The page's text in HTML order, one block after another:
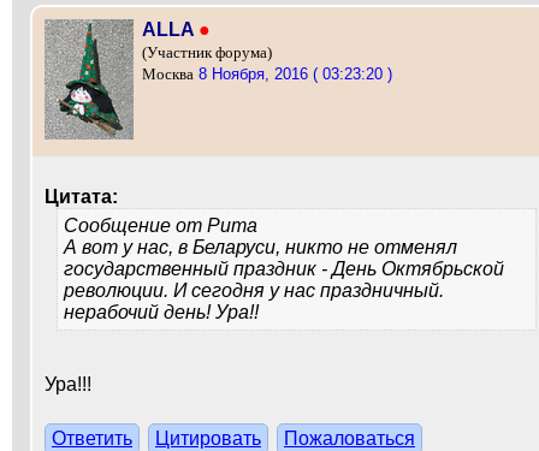
ALLA ●
(Участник форума)
Москва 8 Ноября, 2016 ( 03:23:20 )
Цитата:
Сообщение от Рита
А вот у нас, в Беларуси, никто не отменял
государственный праздник - День Октябрьской
революции. И сегодня у нас праздничный.
нерабочий день! Ура!!
Ура!!!
Ответить Цитировать Пожаловаться